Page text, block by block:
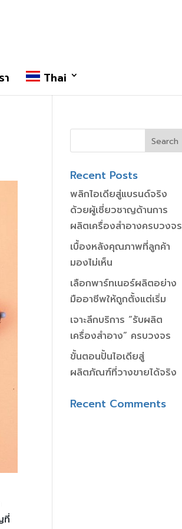
Thai
ที่
Recent Posts
พลิกไอเดียสู่แบรนด์จริง
ด้วยผู้เชี่ยวชาญด้านการ
ผลิตเครื่องสำอางครบวงจร
เบื้องหลังคุณภาพที่ลูกค้า
มองไม่เห็น
เลือกพาร์ทเนอร์ผลิตอย่าง
มืออาชีพให้ถูกตั้งแต่เริ่ม
เจาะลึกบริการ “รับผลิต
เครื่องสำอาง” ครบวงจร
ขั้นตอนปั้นไอเดียสู่
ผลิตภัณฑ์ที่วางขายได้จริง
Recent Comments